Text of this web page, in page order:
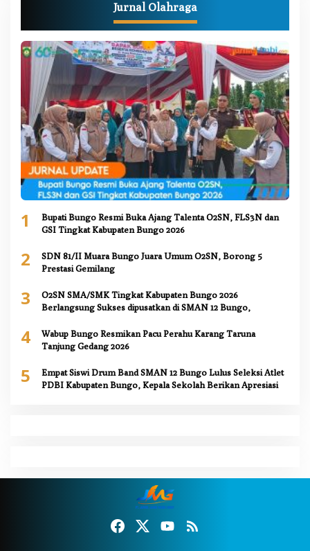
Jurnal Olahraga
1
Bupati Bungo Resmi Buka Ajang Talenta O2SN, FLS3N dan
GSI Tingkat Kabupaten Bungo 2026
2
SDN 81/II Muara Bungo Juara Umum O2SN, Borong 5
Prestasi Gemilang
3
O2SN SMA/SMK Tingkat Kabupaten Bungo 2026
Berlangsung Sukses dipusatkan di SMAN 12 Bungo,
4
Wabup Bungo Resmikan Pacu Perahu Karang Taruna
Tanjung Gedang 2026
5
Empat Siswi Drum Band SMAN 12 Bungo Lulus Seleksi Atlet
PDBI Kabupaten Bungo, Kepala Sekolah Berikan Apresiasi